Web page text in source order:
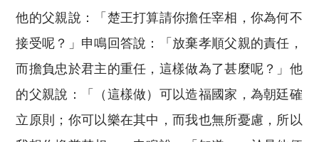
他的父親說：「楚王打算請你擔任宰相，你為何不
接受呢？」申鳴回答說：「放棄孝順父親的責任，
而擔負忠於君主的重任，這樣做為了甚麼呢？」他
的父親說：「（這樣做）可以造福國家，為朝廷確
立原則；你可以樂在其中，而我也無所憂慮，所以